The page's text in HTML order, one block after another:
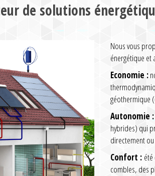
de solutions
Nous vous
énergétique et
Economie :
géothermique
Autonomie :
hybrides) qui
directement
Confort :
combles, des